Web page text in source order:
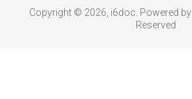
Copyright © 2026, i6doc. Powered by
Reserved